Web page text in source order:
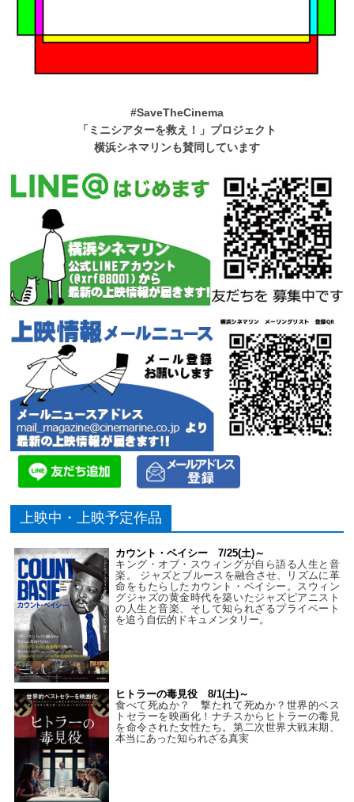
#SaveTheCinema
「ミニシアターを救え！」プロジェクト
横浜シネマリンも賛同しています
上映中・上映予定作品
カウント・ベイシー 7/25(土)～
キング・オブ・スウィングが自ら語る人生と音
楽。 ジャズとブルースを融合させ、リズムに革
命をもたらしたカウント・ベイシー。スウィン
グジャズの黄金時代を築いたジャズピアニスト
の人生と音楽、そして知られざるプライベート
を追う自伝的ドキュメンタリー。
ヒトラーの毒見役 8/1(土)～
食べて死ぬか？ 撃たれて死ぬか？世界的ベス
トセラーを映画化！ナチスからヒトラーの毒見
を命令された女性たち。第二次世界大戦末期、
本当にあった知られざる真実